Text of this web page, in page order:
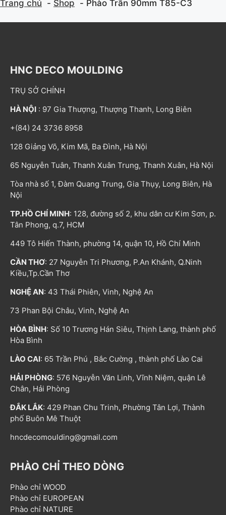
Trang chủ Shop Phào Trần 90mm T85-C3
HNC DECO MOULDING
TRỤ SỞ CHÍNH
HÀ NỘI : 97 Gia Thượng, Thượng Thanh, Long Biên
+(84) 24 3736 8958
128 Giảng Võ, Kim Mã, Ba Đình, Hà Nội
65 Nguyễn Tuân, Thanh Xuân Trung, Thanh Xuân, Hà Nội
Tòa nhà số 1, Đàm Quang Trung, Gia Thụy, Long Biên, Hà
Nội
TP.HỒ CHÍ MINH: 128, đường số 2, khu dân cư Kim Sơn, p.
Tân Phong, q.7, HCM
449 Tô Hiến Thành, phường 14, quận 10, Hồ Chí Minh
CẦN THƠ: 27 Nguyễn Tri Phương, P.An Khánh, Q.Ninh
Kiều,Tp.Cần Thơ
NGHỆ AN: 43 Thái Phiên, Vinh, Nghệ An
73 Phan Bội Châu, Vinh, Nghệ An
HÒA BÌNH: Số 10 Trương Hán Siêu, Thịnh Lang, thành phố
Hòa Bình
LÀO CAI: 65 Trần Phú , Bắc Cường , thành phố Lào Cai
HẢI PHÒNG: 576 Nguyễn Văn Linh, Vĩnh Niệm, quận Lê
Chân, Hải Phòng
ĐẮK LẮK: 429 Phan Chu Trinh, Phường Tân Lợi, Thành
phố Buôn Mê Thuột
hncdecomoulding@gmail.com
PHÀO CHỈ THEO DÒNG
Phào chỉ WOOD
Phào chỉ EUROPEAN
Phào chỉ NATURE